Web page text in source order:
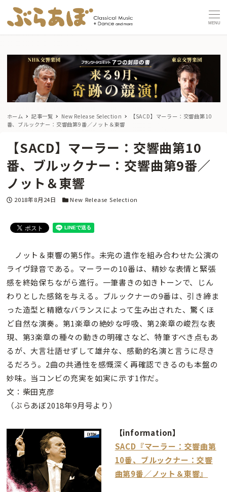
MENU
ホーム 記事一覧 New Release Selection
【SACD】マーラー：交響曲第10
番、ブルックナー：交響曲第9番／ノット＆東響
【SACD】マーラー：交響曲第10
番、ブルックナー：交響曲第9番／
ノット＆東響
投稿日
2018年8月24日 カテゴリー
New Release Selection
ノット＆東響の第5作。未完の遺作を組み合わせた公演の
ライヴ録音である。マーラーの10番は、精妙な表情と緊張
感を終始保ちながら進行。一筆書きの如きトーンで、じん
わりとした感銘を与える。ブルックナーの9番は、引き締ま
った造型と精緻なバランスによって生み出された、驚くほ
ど自然な演奏。第1楽章の絶妙な呼吸、第2楽章の峻烈な表
現、第3楽章の種々の動きの明確さなど、特筆すべき点もあ
るが、大言壮語せずして雄弁な、感動的名演と言うに尽き
るだろう。2曲の共通性を感慨深く再確認できるのも本盤の
妙味。当コンビの充実を如実に示す1作だ。
文：柴田克彦
（ぶらあぼ2018年9月号より）
【information】
SACD『マーラー：交響曲第
10番、ブルックナー：交響
曲第9番／ノット＆東響』